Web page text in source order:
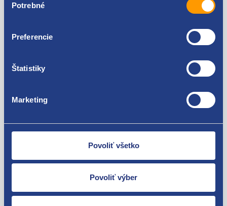
súhlasu
Potrebné
Preferencie
Štatistiky
Marketing
Povoliť všetko
Povoliť výber
Použiteľné pre vozidlá
Renault Fluence
Renault Laguna III 2010 - 2015
Renault Mégane III 2008 - 2015
Renault Scenic III 2009 - 2016
Nie ste spokojní? Vyriešime to!
Tovar môžete vrátiť do 60 dní od